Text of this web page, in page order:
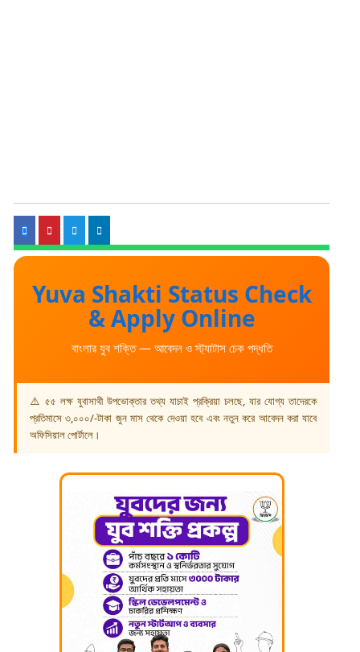
Yuva Shakti Status Check
& Apply Online
বাংলার যুব শক্তি — আবেদন ও স্ট্যাটাস চেক পদ্ধতি
⚠️ ৫৫ লক্ষ যুবাসাথী উপভোক্তার তথ্য যাচাই প্রক্রিয়া চলছে, যার যোগ্য তাদেরকে
প্রতিমাসে ৩,০০০/-টাকা জুন মাস থেকে দেওয়া হবে এবং নতুন করে আবেদন করা যাবে
অফিসিয়াল পোর্টালে।